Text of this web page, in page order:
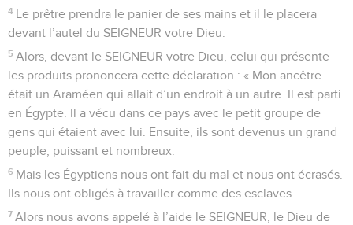
4 Le prêtre prendra le panier de ses mains et il le placera
devant l’autel du SEIGNEUR votre Dieu.
5 Alors, devant le SEIGNEUR votre Dieu, celui qui présente
les produits prononcera cette déclaration : « Mon ancêtre
était un Araméen qui allait d’un endroit à un autre. Il est parti
en Égypte. Il a vécu dans ce pays avec le petit groupe de
gens qui étaient avec lui. Ensuite, ils sont devenus un grand
peuple, puissant et nombreux.
6 Mais les Égyptiens nous ont fait du mal et nous ont écrasés.
Ils nous ont obligés à travailler comme des esclaves.
7 Alors nous avons appelé à l’aide le SEIGNEUR, le Dieu de